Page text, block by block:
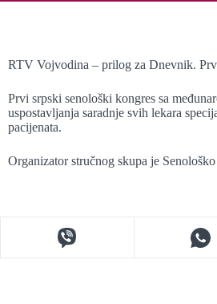
RTV Vojvodina – prilog za Dnevnik.
Prvi srpski senološki kongres sa
uspostavljanja saradnje svih lekara
pacijenata.
Organizator stručnog skupa je